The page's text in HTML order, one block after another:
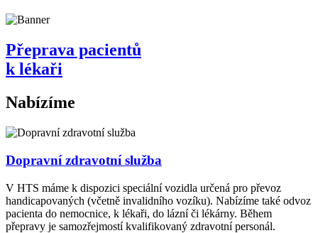
Přeprava pacientů
k lékaři
Nabízíme
Dopravní zdravotní služba
V HTS máme k dispozici speciální vozidla určená pro převoz
handicapovaných (včetně invalidního vozíku). Nabízíme také odvoz
pacienta do nemocnice, k lékaři, do lázní či lékárny. Během
přepravy je samozřejmostí kvalifikovaný zdravotní personál.